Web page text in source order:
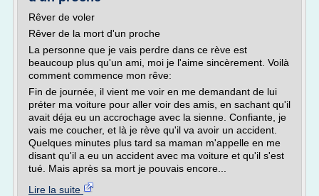
Rêver de voler
Rêver de la mort d'un proche
La personne que je vais perdre dans ce rève est
beaucoup plus qu'un ami, moi je l'aime sincèrement. Voilà
comment commence mon rêve:
Fin de journée, il vient me voir en me demandant de lui
préter ma voiture pour aller voir des amis, en sachant qu'il
avait déja eu un accrochage avec la sienne. Confiante, je
vais me coucher, et là je rève qu'il va avoir un accident.
Quelques minutes plus tard sa maman m'appelle en me
disant qu'il a eu un accident avec ma voiture et qu'il s'est
tué. Mais après sa mort je pouvais encore...
Lire la suite